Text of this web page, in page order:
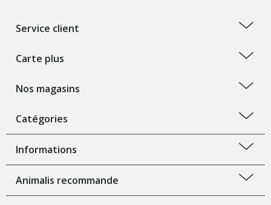
Service client
Carte plus
Nos magasins
Catégories
Informations
Animalis recommande